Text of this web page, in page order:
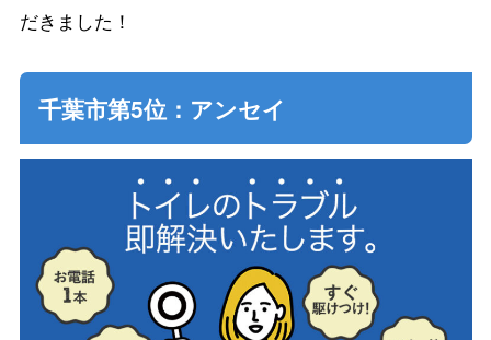
だきました！
千葉市第5位：アンセイ